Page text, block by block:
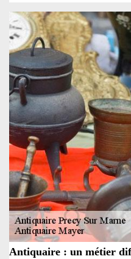
Antiquaire : un métier